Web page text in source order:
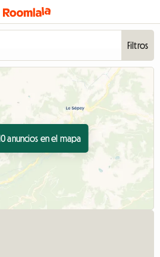
Filtros
anuncios en el mapa